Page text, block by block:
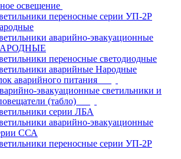
освещение
переносные серии УП-2Р
аварийно-эвакуационные
переносные светодиодные
аварийные Народные
аварийного питания
эвакуационные светильники и
(табло)
серии ЛБА
аварийно-эвакуационные
ССА
переносные серии УП-2Р